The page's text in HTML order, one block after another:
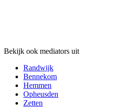
Bekijk ook mediators uit
Randwijk
Bennekom
Hemmen
Opheusden
Zetten